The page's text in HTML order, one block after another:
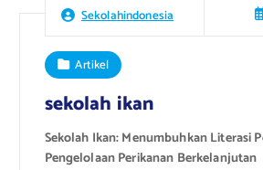
Sekolahindonesia
Artikel
sekolah ikan
Sekolah Ikan: Menumbuhkan Literasi
Pengelolaan Perikanan Berkelanjutan